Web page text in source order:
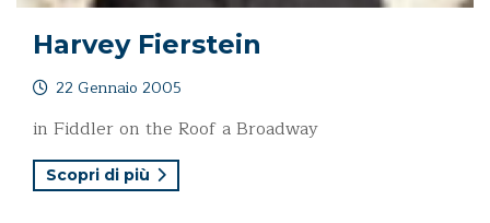
Harvey Fierstein
22 Gennaio 2005
in Fiddler on the Roof a Broadway
Scopri di più